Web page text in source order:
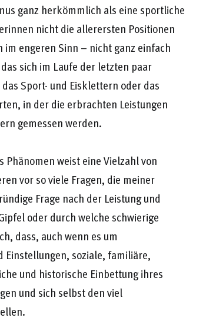
ganz herkömmlich als eine sportliche
nicht die allerersten Positionen
engeren Sinn – nicht ganz einfach
sich im Laufe der letzten paar
Sport- und Eisklettern oder das
in der die erbrachten Leistungen
gemessen werden.
weist eine Vielzahl von
vor so viele Fragen, die meiner
Frage nach der Leistung und
oder durch welche schwierige
dass, auch wenn es um
Einstellungen, soziale, familiäre,
und historische Einbettung ihres
und sich selbst den viel